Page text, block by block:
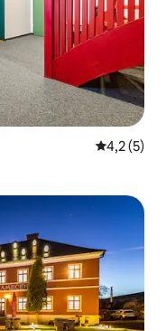
Évaluation
4,2 (5)